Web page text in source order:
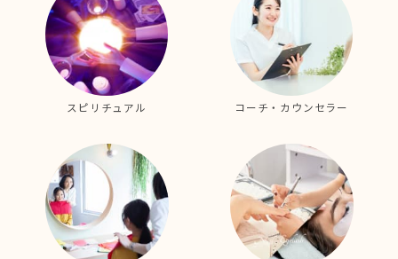
スピリチュアル コーチ・カウンセラー